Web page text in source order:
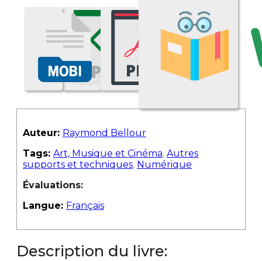
Auteur: Raymond Bellour
Tags: Art, Musique et Cinéma, Autres
supports et techniques, Numérique
Évaluations:
Langue: Français
Description du livre: